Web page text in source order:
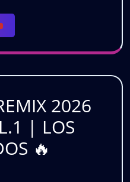
|
DJ
EDITS
|
VOL.2
|
GRATIS
DESCARGAR
PACK
2026
| LOS
🔥